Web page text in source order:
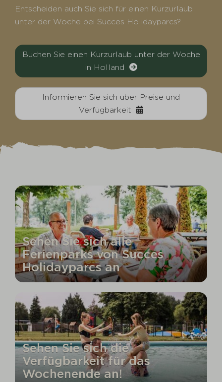
Entscheiden auch Sie sich für einen Kurzurlaub
unter der Woche bei Succes Holidayparcs?
Buchen Sie einen Kurzurlaub unter der Woche
in Holland
Informieren Sie sich über Preise und
Verfügbarkeit
Sehen Sie sich alle
Ferienparks von Succes
Holidayparcs an
Sehen Sie sich die
Verfügbarkeit für das
Wochenende an!